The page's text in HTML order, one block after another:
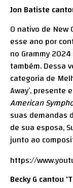
Jon Batiste
O nativo de
esse ano por
no Grammy
também. Dessa
categoria de
Away’,
American
suas demandas
de sua esposa,
junto ao
https://
Becky G cantou